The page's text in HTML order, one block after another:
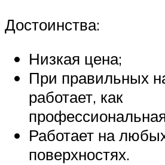
Достоинства:
Низкая цена;
При правильных
работает, как
Работает на
поверхностях.